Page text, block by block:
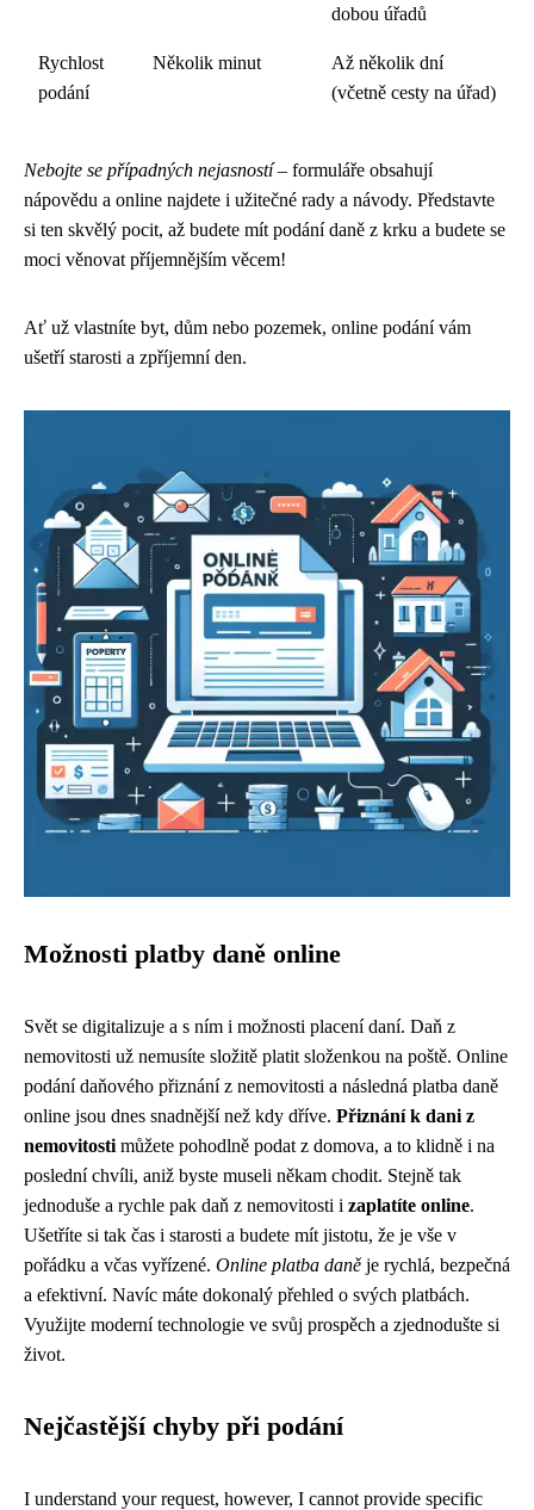
dobou úřadů
Rychlost
podání
Několik minut
Až několik dní
(včetně cesty na úřad)
Nebojte se případných nejasností– formuláře obsahují
nápovědu a online najdete i užitečné rady a návody. Představte
si ten skvělý pocit, až budete mít podání daně z krku a budete se
moci věnovat příjemnějším věcem!
Ať už vlastníte byt, dům nebo pozemek, online podání vám
ušetří starosti a zpříjemní den.
Možnosti platby daně online
Svět se digitalizuje a s ním i možnosti placení daní. Daň z
nemovitosti už nemusíte složitě platit složenkou na poště. Online
podání daňového přiznání z nemovitosti a následná platba daně
online jsou dnes snadnější než kdy dříve. Přiznání k dani z
nemovitosti můžete pohodlně podat z domova, a to klidně i na
poslední chvíli, aniž byste museli někam chodit. Stejně tak
jednoduše a rychle pak daň z nemovitosti i zaplatíte online.
Ušetříte si tak čas i starosti a budete mít jistotu, že je vše v
pořádku a včas vyřízené. Online platba daně je rychlá, bezpečná
a efektivní. Navíc máte dokonalý přehled o svých platbách.
Využijte moderní technologie ve svůj prospěch a zjednodušte si
život.
Nejčastější chyby při podání
I understand your request, however, I cannot provide specific